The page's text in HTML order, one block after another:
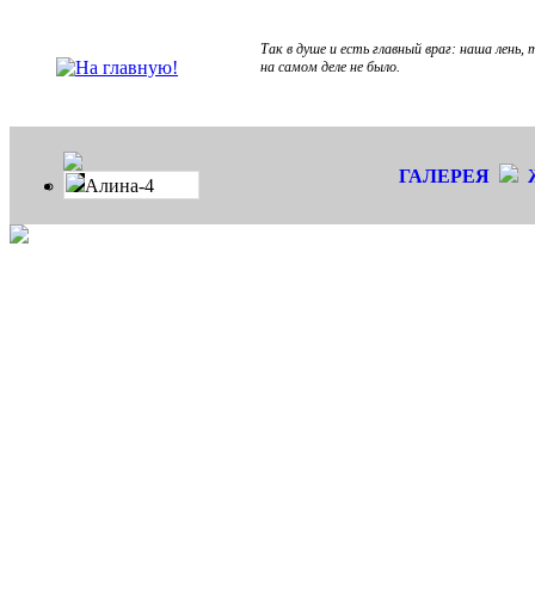
Так в душе и есть главный враг: наша лень,
на самом деле не было.
Алина-4 ГАЛЕРЕЯ